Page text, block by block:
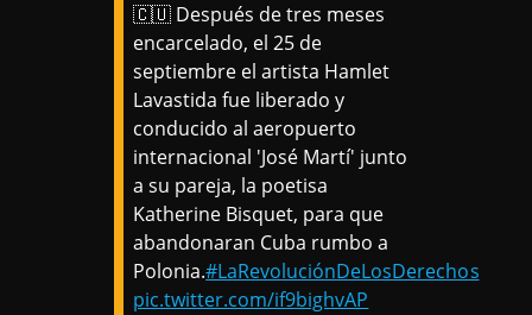
🇨🇺 Después de tres meses
encarcelado, el 25 de
septiembre el artista Hamlet
Lavastida fue liberado y
conducido al aeropuerto
internacional 'José Martí' junto
a su pareja, la poetisa
Katherine Bisquet, para que
abandonaran Cuba rumbo a
Polonia.#LaRevoluciónDeLosDerechos
pic.twitter.com/if9bighvAP